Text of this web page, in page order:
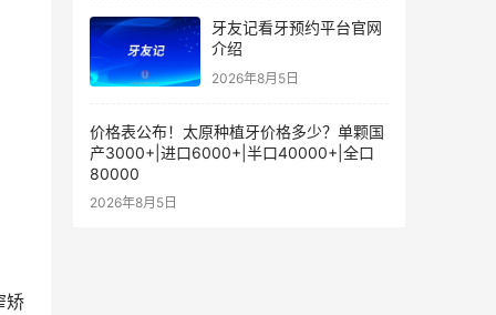
矫
牙友记看牙预约平台官网
介绍
2026年8月5日
价格表公布！太原种植牙价格多少？单颗国
产3000+|进口6000+|半口40000+|全口
80000
2026年8月5日